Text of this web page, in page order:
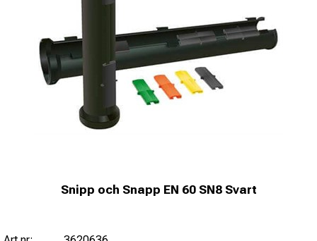
Snipp och Snapp EN 60 SN8 Svart